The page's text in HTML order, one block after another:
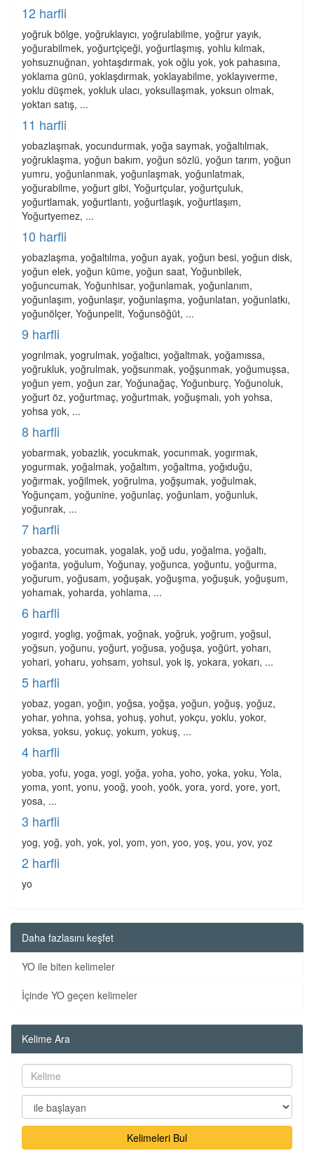
12 harfli
yoğruk bölge, yoğruklayıcı, yoğrulabilme, yoğrur yayık,
yoğurabilmek, yoğurtçiçeği, yoğurtlaşmış, yohlu kılmak,
yohsuznuğnan, yohtaşdırmak, yok oğlu yok, yok pahasına,
yoklama günü, yoklaşdırmak, yoklayabilme, yoklayıverme,
yoklu düşmek, yokluk ulacı, yoksullaşmak, yoksun olmak,
yoktan satış, ...
11 harfli
yobazlaşmak, yocundurmak, yoğa saymak, yoğaltılmak,
yoğruklaşma, yoğun bakım, yoğun sözlü, yoğun tarım, yoğun
yumru, yoğunlanmak, yoğunlaşmak, yoğunlatmak,
yoğurabilme, yoğurt gibi, Yoğurtçular, yoğurtçuluk,
yoğurtlamak, yoğurtlantı, yoğurtlaşık, yoğurtlaşım,
Yoğurtyemez, ...
10 harfli
yobazlaşma, yoğaltılma, yoğun ayak, yoğun besi, yoğun disk,
yoğun elek, yoğun küme, yoğun saat, Yoğunbilek,
yoğuncumak, Yoğunhisar, yoğunlamak, yoğunlanım,
yoğunlaşım, yoğunlaşır, yoğunlaşma, yoğunlatan, yoğunlatkı,
yoğunölçer, Yoğunpelit, Yoğunsöğüt, ...
9 harfli
yogrılmak, yogrulmak, yoğaltıcı, yoğaltmak, yoğamıssa,
yoğrukluk, yoğrulmak, yoğsunmak, yoğşunmak, yoğumuşsa,
yoğun yem, yoğun zar, Yoğunağaç, Yoğunburç, Yoğunoluk,
yoğurt öz, yoğurtmaç, yoğurtmak, yoğuşmalı, yoh yohsa,
yohsa yok, ...
8 harfli
yobarmak, yobazlık, yocukmak, yocunmak, yogırmak,
yogurmak, yoğalmak, yoğaltım, yoğaltma, yoğıduğu,
yoğırmak, yoğilmek, yoğrulma, yoğşumak, yoğulmak,
Yoğunçam, yoğunine, yoğunlaç, yoğunlam, yoğunluk,
yoğunrak, ...
7 harfli
yobazca, yocumak, yogalak, yoğ udu, yoğalma, yoğaltı,
yoğanta, yoğulum, Yoğunay, yoğunca, yoğuntu, yoğurma,
yoğurum, yoğusam, yoğuşak, yoğuşma, yoğuşuk, yoğuşum,
yohamak, yoharda, yohlama, ...
6 harfli
yogırd, yoglıg, yoğmak, yoğnak, yoğruk, yoğrum, yoğsul,
yoğsun, yoğunu, yoğurt, yoğusa, yoğuşa, yoğürt, yoharı,
yohari, yoharu, yohsam, yohsul, yok iş, yokara, yokarı, ...
5 harfli
yobaz, yogan, yoğın, yoğsa, yoğşa, yoğun, yoğuş, yoğuz,
yohar, yohna, yohsa, yohuş, yohut, yokçu, yoklu, yokor,
yoksa, yoksu, yokuç, yokum, yokuş, ...
4 harfli
yoba, yofu, yoga, yogi, yoğa, yoha, yoho, yoka, yoku, Yola,
yoma, yont, yonu, yooğ, yooh, yoök, yora, yord, yore, yort,
yosa, ...
3 harfli
yog, yoğ, yoh, yok, yol, yom, yon, yoo, yoş, you, yov, yoz
2 harfli
yo
Daha fazlasını keşfet
YO ile biten kelimeler
İçinde YO geçen kelimeler
Kelime Ara
Kelimeleri Bul